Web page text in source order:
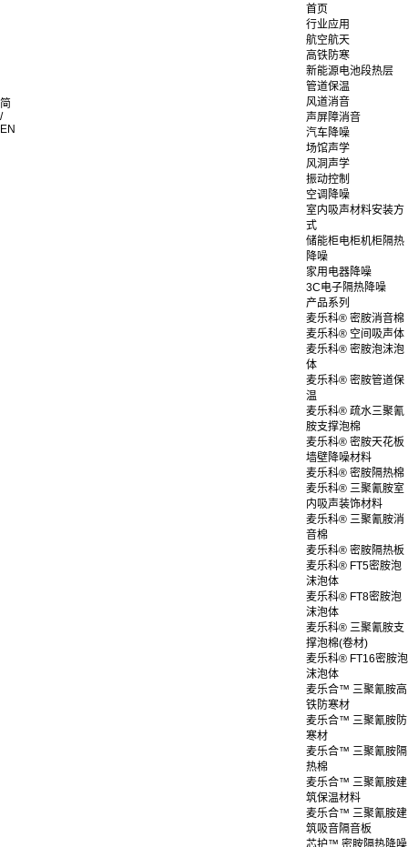
简
/
EN
首页
行业应用
航空航天
高铁防寒
新能源电池段热层
管道保温
风道消音
声屏障消音
汽车降噪
场馆声学
风洞声学
振动控制
空调降噪
室内吸声材料安装方
式
储能柜电柜机柜隔热
降噪
家用电器降噪
3C电子隔热降噪
产品系列
麦乐科® 密胺消音棉
麦乐科® 空间吸声体
麦乐科® 密胺泡沫泡
体
麦乐科® 密胺管道保
温
麦乐科® 疏水三聚氰
胺支撑泡棉
麦乐科® 密胺天花板
墙壁降噪材料
麦乐科® 密胺隔热棉
麦乐科® 三聚氰胺室
内吸声装饰材料
麦乐科® 三聚氰胺消
音棉
麦乐科® 密胺隔热板
麦乐科® FT5密胺泡
沫泡体
麦乐科® FT8密胺泡
沫泡体
麦乐科® 三聚氰胺支
撑泡棉(卷材)
麦乐科® FT16密胺泡
沫泡体
麦乐合™ 三聚氰胺高
铁防寒材
麦乐合™ 三聚氰胺防
寒材
麦乐合™ 三聚氰胺隔
热棉
麦乐合™ 三聚氰胺建
筑保温材料
麦乐合™ 三聚氰胺建
筑吸音隔音板
芯护™ 密胺隔热降噪